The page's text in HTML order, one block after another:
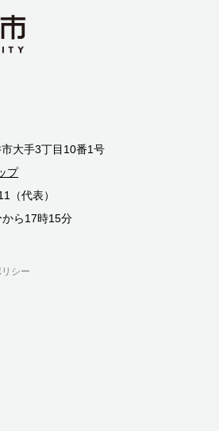
大手3丁目10番1号
プ
（代表）
ら17時15分
シー